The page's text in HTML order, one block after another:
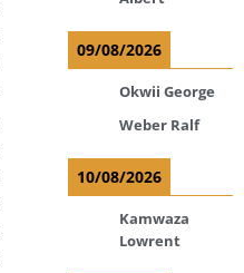
09/08/2026
Okwii George
Weber Ralf
10/08/2026
Kamwaza
Lowrent